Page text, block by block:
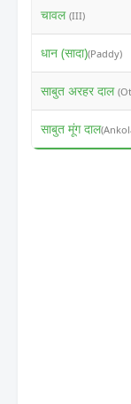
चावल (III)
धान (सादा)(Paddy)
साबुत अरहर दाल
साबुत मूंग दाल